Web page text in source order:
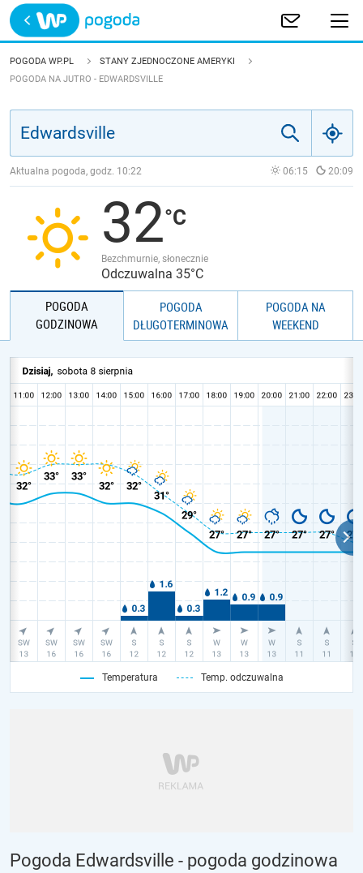
Trwa ładowanie
POLSKA
JAKOŚĆ POWIETRZA
POGODA WP.PL
STANY ZJEDNOCZONE AMERYKI
POGODA NA JUTRO - EDWARDSVILLE
Aktualna pogoda, godz. 10:22 06:15 20:09
32
Bezchmurnie, słonecznie
Odczuwalna 35°C
POGODA
GODZINOWA
POGODA
DŁUGOTERMINOWA
POGODA NA
WEEKEND
Temperatura Temp. odczuwalna
Pogoda Edwardsville - pogoda godzinowa